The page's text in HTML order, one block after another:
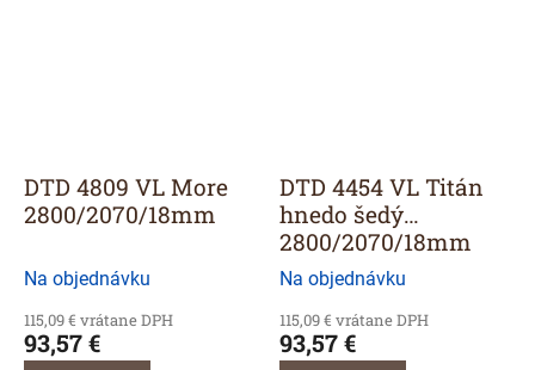
DTD 4809 VL More
2800/2070/18mm
Na objednávku
115,09 € vrátane DPH
93,57 €
DTD 4454 VL Titán
hnedo šedý
2800/2070/18mm
Na objednávku
115,09 € vrátane DPH
93,57 €